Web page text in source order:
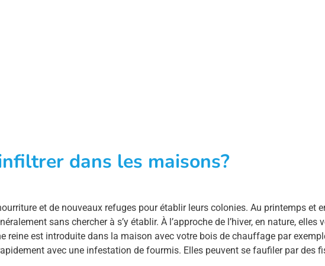
dans les maisons?
et de nouveaux refuges pour établir leurs colonies. Au printemps et
sans chercher à s’y établir. À l’approche de l’hiver, en nature, elles
est introduite dans la maison avec votre bois de chauffage par
avec une infestation de fourmis. Elles peuvent se faufiler par des